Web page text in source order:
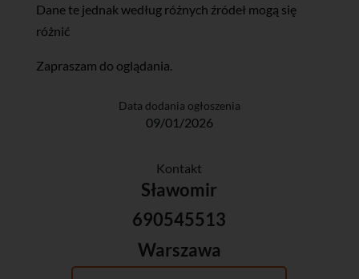
Dane te jednak według różnych źródeł mogą się
różnić
Zapraszam do oglądania.
Data dodania ogłoszenia
09/01/2026
Kontakt
Sławomir
690545513
Warszawa